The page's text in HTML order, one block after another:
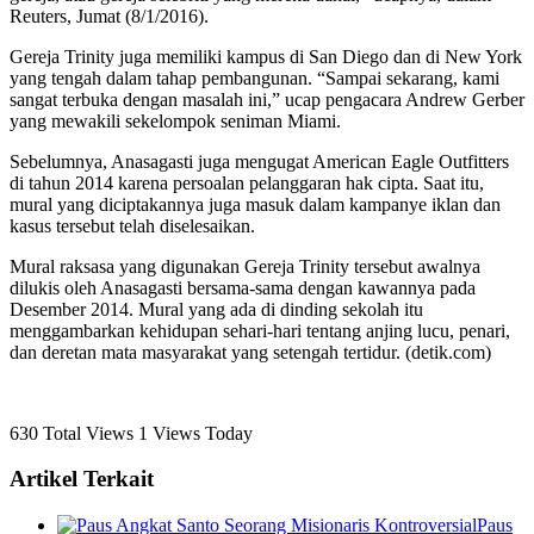
Reuters, Jumat (8/1/2016).
Gereja Trinity juga memiliki kampus di San Diego dan di New York
yang tengah dalam tahap pembangunan. “Sampai sekarang, kami
sangat terbuka dengan masalah ini,” ucap pengacara Andrew Gerber
yang mewakili sekelompok seniman Miami.
Sebelumnya, Anasagasti juga mengugat American Eagle Outfitters
di tahun 2014 karena persoalan pelanggaran hak cipta. Saat itu,
mural yang diciptakannya juga masuk dalam kampanye iklan dan
kasus tersebut telah diselesaikan.
Mural raksasa yang digunakan Gereja Trinity tersebut awalnya
dilukis oleh Anasagasti bersama-sama dengan kawannya pada
Desember 2014. Mural yang ada di dinding sekolah itu
menggambarkan kehidupan sehari-hari tentang anjing lucu, penari,
dan deretan mata masyarakat yang setengah tertidur. (detik.com)
630 Total Views 1 Views Today
Artikel Terkait
Paus